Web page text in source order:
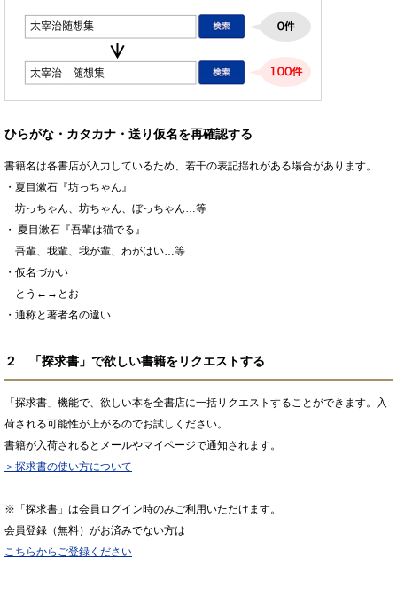
ひらがな・カタカナ・送り仮名を再確認する
書籍名は各書店が入力しているため、若干の表記揺れがある場合があります。
・夏目漱石『坊っちゃん』
坊っちゃん、坊ちゃん、ぼっちゃん…等
・ 夏目漱石『吾輩は猫でる』
吾輩、我輩、我が輩、わがはい…等
・仮名づかい
とう←→とお
・通称と著者名の違い
２ 「探求書」で欲しい書籍をリクエストする
「探求書」機能で、欲しい本を全書店に一括リクエストすることができます。入
荷される可能性が上がるのでお試しください。
書籍が入荷されるとメールやマイページで通知されます。
＞探求書の使い方について
※「探求書」は会員ログイン時のみご利用いただけます。
会員登録（無料）がお済みでない方は
こちらからご登録ください